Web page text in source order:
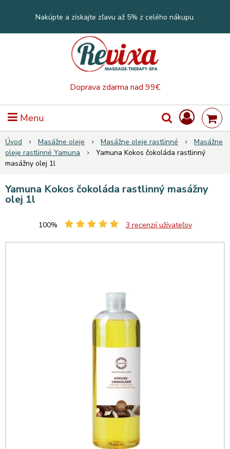
Doprava zdarma nad 99€
Nakúpte a získajte zľavu až 5% z celého nákupu.
Menu
Úvod Masážne oleje Masážne oleje rastlinné
Masážne
oleje rastlinné Yamuna
Yamuna Kokos čokoláda rastlinný
masážny olej 1l
Yamuna Kokos čokoláda rastlinný masážny
olej 1l
100% 3 recenzií užívateľov